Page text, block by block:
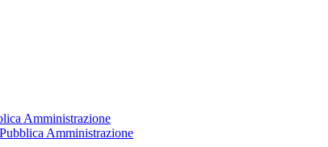
Amministrazione
Amministrazione